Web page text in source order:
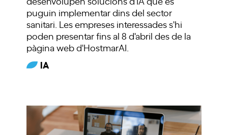
puguin implementar dins del sector
sanitari. Les empreses interessades s'hi
poden presentar fins al 8 d'abril des de la
pàgina web d'HostmarAI.
IA